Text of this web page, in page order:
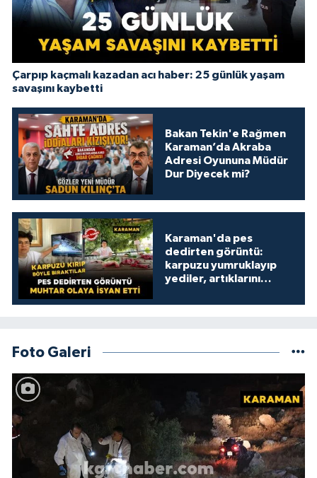
Çarpıp kaçmalı kazadan acı haber: 25 günlük yaşam
savaşını kaybetti
Bakan Tekin'e Rağmen
Karaman’da Akraba
Adresi Oyununa Müdür
Dur Diyecek mi?
Karaman'da pes
dedirten görüntü:
karpuzu yumruklayıp
yediler, artıklarını
Foto Galeri